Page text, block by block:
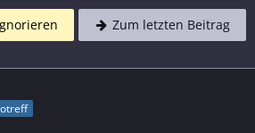
Zum letzten Beitrag